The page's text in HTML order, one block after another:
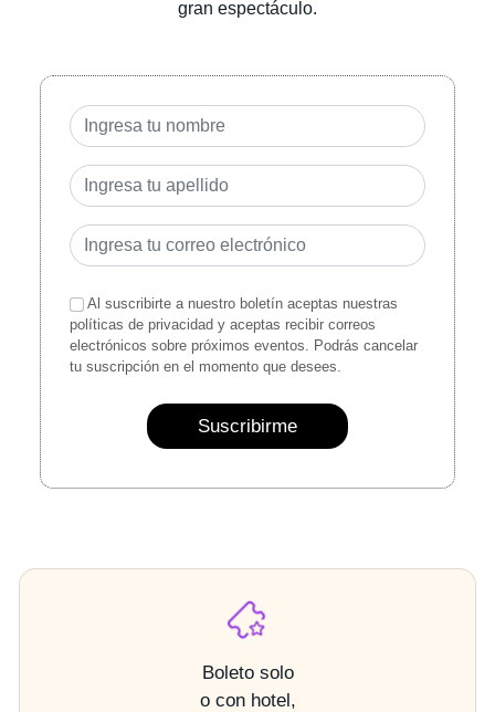
gran espectáculo.
Al suscribirte a nuestro boletín aceptas nuestras
políticas de privacidad y aceptas recibir correos
electrónicos sobre próximos eventos. Podrás cancelar
tu suscripción en el momento que desees.
Suscribirme
Boleto solo
o con hotel,